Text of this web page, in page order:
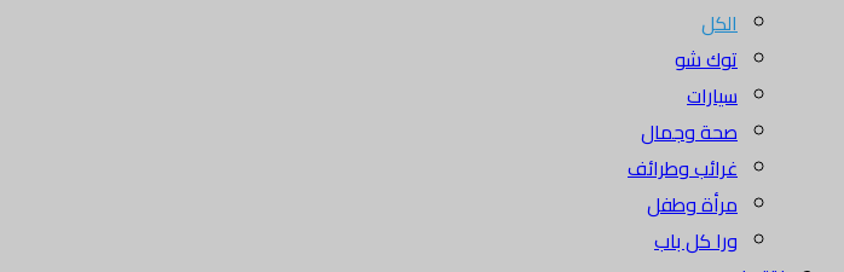
الكل
توك شو
سيارات
صحة وجمال
غرائب وطرائف
مرأة وطفل
ورا كل باب